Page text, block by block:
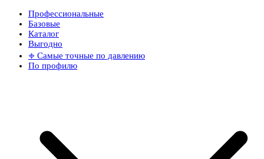
Профессиональные
Базовые
Каталог
Выгодно
𖦏 Самые точные по давлению
По профилю